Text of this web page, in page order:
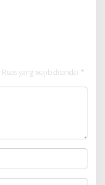
Ruas yang wajib ditandai *